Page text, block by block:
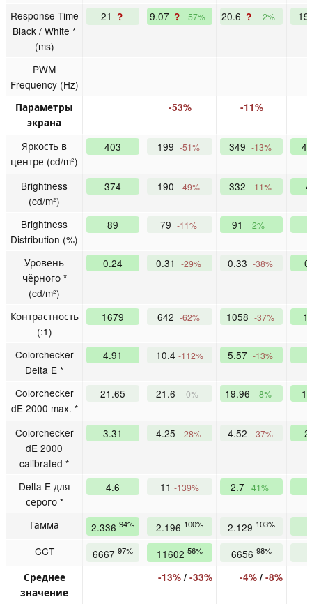
Response Time
Black / White *
(ms)
21 ? 9.07 ? 57% 20.6 ? 2%
PWM
Frequency (Hz)
Параметры
экрана
-53% -11%
Яркость в
центре (cd/m²)
403 199 -51% 349 -13%
Brightness
(cd/m²)
374 190 -49% 332 -11%
Brightness
Distribution (%)
89 79 -11% 91 2%
Уровень
чёрного *
(cd/m²)
0.24 0.31 -29% 0.33 -38%
Контрастность
(:1)
1679 642 -62% 1058 -37%
Colorchecker
Delta E *
4.91 10.4 -112% 5.57 -13%
Colorchecker
dE 2000 max. *
21.65 21.6 -0% 19.96 8%
Colorchecker
dE 2000
calibrated *
3.31 4.25 -28% 4.52 -37%
Delta E для
серого *
4.6 11 -139% 2.7 41%
Гамма 2.336 94% 2.196 100% 2.129 103%
CCT
6667 97% 11602 56% 6656 98%
Среднее
значение
-13%/ -33% -4%/ -8%